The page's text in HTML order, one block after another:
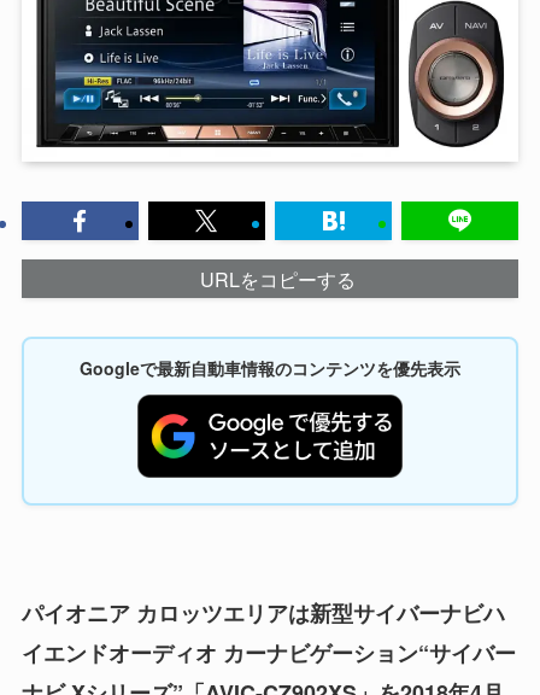
URLをコピーする
Googleで最新自動車情報のコンテンツを優先表示
パイオニア カロッツエリアは新型サイバーナビハ
イエンドオーディオ カーナビゲーション“サイバー